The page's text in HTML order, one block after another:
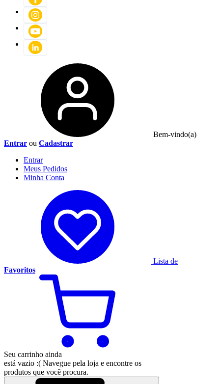
Bem-vindo(a)
Entrar ou Cadastrar
Entrar
Meus Pedidos
Minha Conta
Lista de
Favoritos
Seu carrinho ainda
está vazio :( Navegue pela loja e encontre os
produtos que você procura.